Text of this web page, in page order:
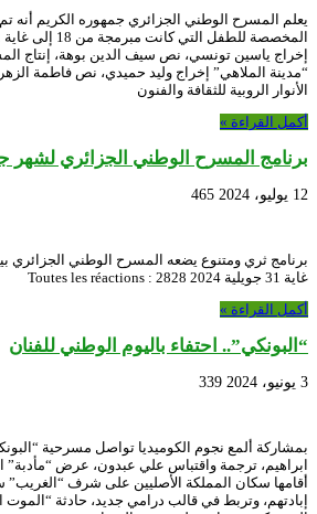
يعلم المسرح الوطني الجزائري جمهوره الكريم أنه
إخراج ياسين تونسي، نص سيف الدين بوهة، إنتاج
“مدينة الملاهي” إخراج وليد حميدي، نص فاطمة
الأنوار الروبية للثقافة والفنون
أكمل القراءة »
برنامج المسرح الوطني الجزائري لشهر
12 يوليو، 2024 465
غاية 31 جويلية 2024 Toutes les réactions : 2828
أكمل القراءة »
“البونكي”.. احتفاء باليوم الوطني للفنان
3 يونيو، 2024 339
بمشاركة ألمع نجوم الكوميديا تواصل مسرحية
ابراهيم، ترجمة واقتباس علي عبدون، عرض “مأدبة”
أقامها سكان المملكة الأصليين على شرف “الغريب”
إبادتهم، وتربط في قالب درامي جديد، حادثة “الموت